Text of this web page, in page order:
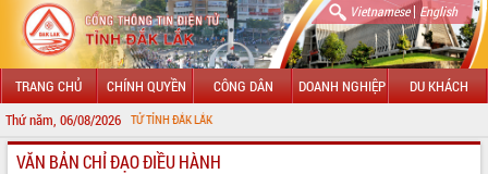
Vietnamese| English
TRANG CHỦ CHÍNH QUYỀN CÔNG DÂN DOANH NGHIỆP DU KHÁCH
Thứ năm, 06/08/2026
TIN ĐIỆN TỬ TỈNH ĐẮK LẮK
GIỚI THIỆU
VĂN BẢN CHỈ ĐẠO ĐIỀU HÀNH